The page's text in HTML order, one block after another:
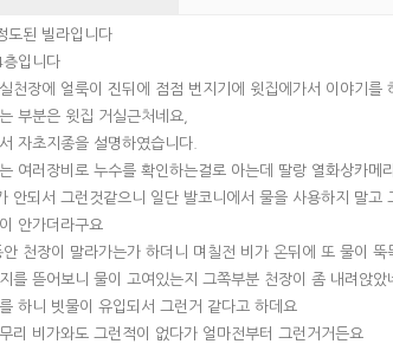
도된 빌라입니다
입니다
천장에 얼룩이 진뒤에 점점 번지기에 윗집에가서 이야기
부분은 윗집 거실근처네요,
자초지종을 설명하였습니다.
여러장비로 누수를 확인하는걸로 아는데 딸랑 열화상카
안되서 그런것같으니 일단 발코니에서 물을 사용하지 말
안가더라구요
천장이 말라가는가 하더니 며칠전 비가 온뒤에 또 물이 뚝
를 뜯어보니 물이 고여있는지 그쪽부분 천장이 좀 내려앉았
하니 빗물이 유입되서 그런거 같다고 하데요
리 비가와도 그런적이 없다가 얼마전부터 그런거거든요